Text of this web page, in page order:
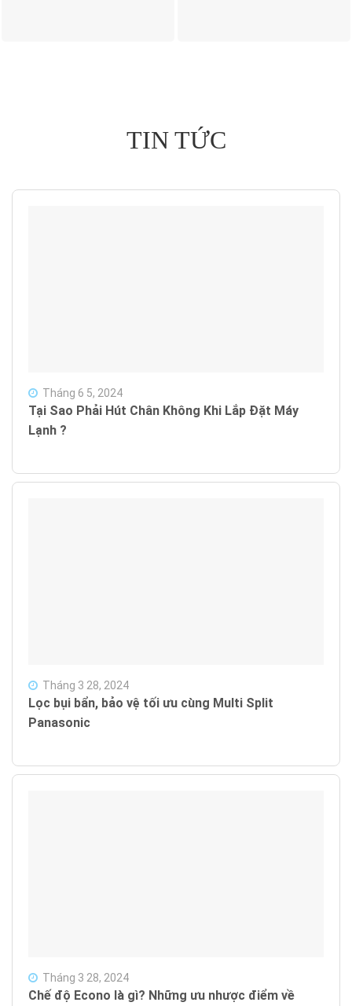
TIN TỨC
Tại Sao Phải Hút Chân Không Khi Lắp Đặt Máy
Lạnh ?
Tháng 6 5, 2024
Lọc bụi bẩn, bảo vệ tối ưu cùng Multi Split
Panasonic
Tháng 3 28, 2024
Chế độ Econo là gì? Những ưu nhược điểm về
Tháng 3 28, 2024